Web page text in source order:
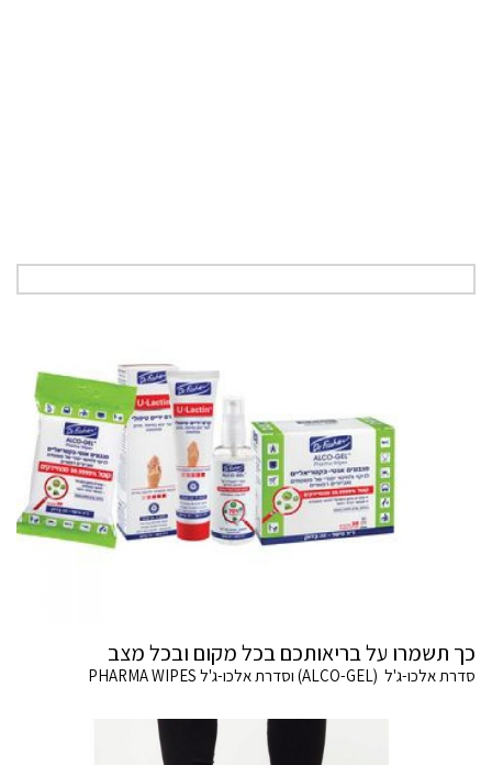
כך תשמרו על בריאותכם בכל מקום ובכל מצב
סדרת אלכו-ג'ל (ALCO-GEL) וסדרת אלכו-ג'ל PHARMA WIPES